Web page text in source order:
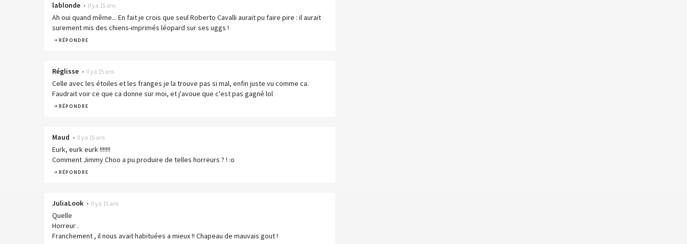
lablonde • Il y a 15 ans
Ah oui quand même... En fait je crois que seul Roberto Cavalli aurait pu faire pire : il aurait
surement mis des chiens-imprimés léopard sur ses uggs !
RÉPONDRE
Réglisse • Il y a 15 ans
Celle avec les étoiles et les franges je la trouve pas si mal, enfin juste vu comme ca.
Faudrait voir ce que ca donne sur moi, et j'avoue que c'est pas gagné lol
RÉPONDRE
Maud • Il y a 15 ans
Eurk, eurk eurk !!!!!!!
Comment Jimmy Choo a pu produire de telles horreurs ? ! :o
RÉPONDRE
JuliaLook • Il y a 15 ans
Quelle
Horreur .
Franchement , il nous avait habituées a mieux !! Chapeau de mauvais gout !